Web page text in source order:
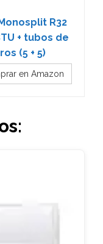
R32
+ tubos de
(5 + 5)
en Amazon